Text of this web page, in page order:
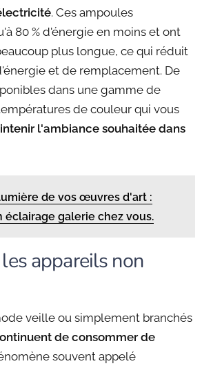
. Ces ampoules
80 % d'énergie en moins et ont
plus longue, ce qui réduit
et de remplacement. De
dans une gamme de
de couleur qui vous
l'ambiance souhaitée dans
de vos œuvres d'art :
éclairage galerie chez vous.
appareils non
veille ou simplement branchés
de consommer de
souvent appelé